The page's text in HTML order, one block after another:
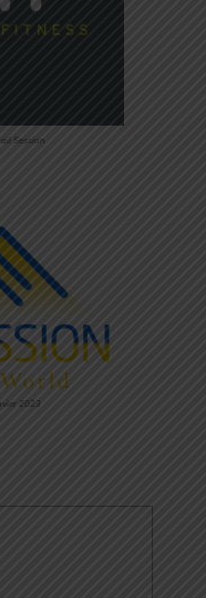
Session
2023